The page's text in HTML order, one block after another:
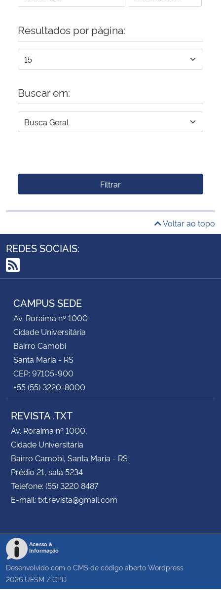
Resultados por página:
Buscar em:
Filtrar
Voltar ao topo
REDES SOCIAIS:
RSS
CAMPUS SEDE
Av. Roraima nº 1000
Cidade Universitária
Bairro Camobi
Santa Maria - RS
CEP: 97105-900
+55 (55) 3220-8000
REVISTA .TXT
Av. Roraima nº 1000,
Cidade Universitária
Bairro Camobi, Santa Maria - RS
Prédio 21, sala 5234
Telefone: (55) 3220 8487
E-mail: txt.revista@gmail.com
Acesso à
Informação
Desenvolvido com o CMS de código aberto Wordpress
2026 UFSM / CPD